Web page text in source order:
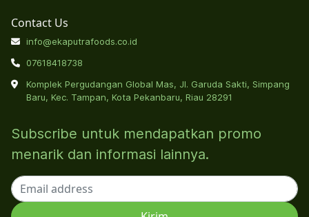
Contact Us
info@ekaputrafoods.co.id
07618418738
Komplek Pergudangan Global Mas, Jl. Garuda Sakti, Simpang
Baru, Kec. Tampan, Kota Pekanbaru, Riau 28291
Subscribe untuk mendapatkan promo
menarik dan informasi lainnya.